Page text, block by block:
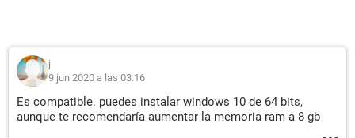
j
9 jun 2020 a las 03:16
Es compatible. puedes instalar windows 10 de 64 bits,
aunque te recomendaría aumentar la memoria ram a 8 gb